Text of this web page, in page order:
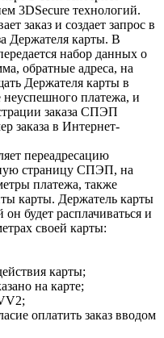
3DSecure технологий.
заказ и создает запрос в
Держателя карты. В
набор данных о
обратные адреса, на
Держателя карты в
неуспешного платежа, и
заказа СПЭП
заказа в Интернет-
переадресацию
страницу СПЭП, на
платежа, также
карты. Держатель карты
будет расплачиваться и
своей карты:
карты;
на карте;
оплатить заказ вводом